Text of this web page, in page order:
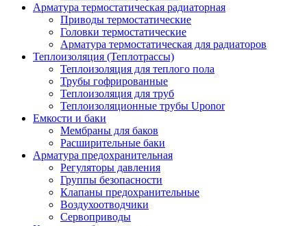
Арматура термостатическая радиаторная
Приводы термостатические
Головки термостатические
Арматура термостатическая для радиаторов
Теплоизоляция (Теплотрассы)
Теплоизоляция для теплого пола
Трубы гофрированные
Теплоизоляция для труб
Теплоизоляционные трубы Uponor
Емкости и баки
Мембраны для баков
Расширительные баки
Арматура предохранительная
Регуляторы давления
Группы безопасности
Клапаны предохранительные
Воздухоотводчики
Сервоприводы